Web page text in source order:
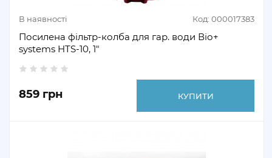
В наявності Код: 000017383
Посилена фільтр-колба для гар. води Віо+
systems HTS-10, 1"
859 грн КУПИТИ